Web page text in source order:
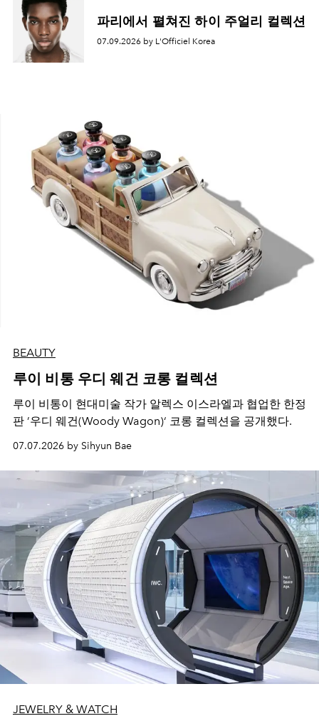
파리에서 펼쳐진 하이 주얼리 컬렉션
07.09.2026 by L'Officiel Korea
BEAUTY
루이 비통 우디 웨건 코롱 컬렉션
루이 비통이 현대미술 작가 알렉스 이스라엘과 협업한 한정
판 ’우디 웨건(Woody Wagon)‘ 코롱 컬렉션을 공개했다.
07.07.2026 by Sihyun Bae
JEWELRY & WATCH